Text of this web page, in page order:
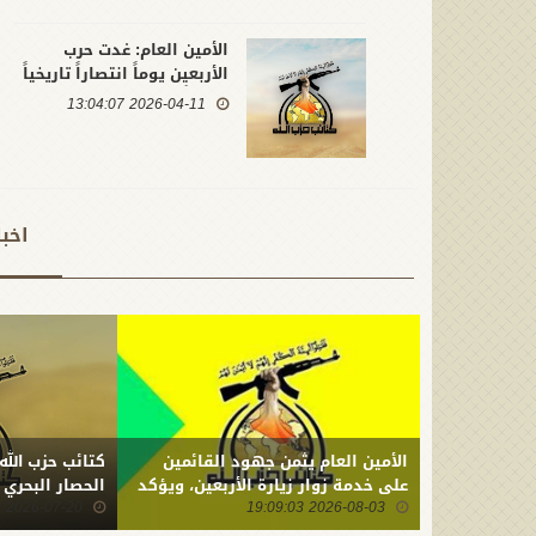
الأمين العام: غدت حرب
الأربعين يوماً انتصاراً تاريخياً
عظيماً نُقش بمداد العزة في
2026-04-11 13:04:07
الأمين العام يثمن جهود القائمين
على خدمة زوار زيارة الأربعين، ويؤكد
أن ما ارتكبه العدو من جريمة بحق
2026-08-03 19:09:03
كتائب حزب
الحصار